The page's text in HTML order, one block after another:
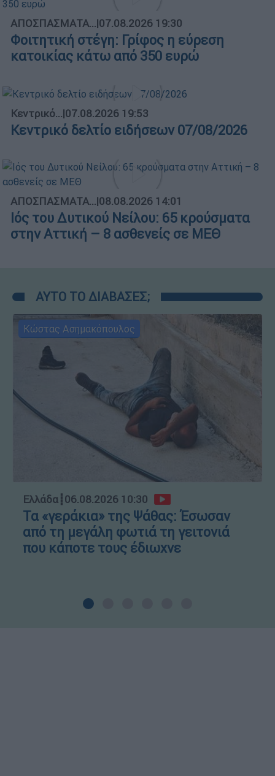
ΑΠΟΣΠΑΣΜΑΤΑ...|07.08.2026 19:30
Φοιτητική στέγη: Γρίφος η εύρεση
κατοικίας κάτω από 350 ευρώ
Κεντρικό...|07.08.2026 19:53
Κεντρικό δελτίο ειδήσεων 07/08/2026
ΑΠΟΣΠΑΣΜΑΤΑ...|08.08.2026 14:01
Ιός του Δυτικού Νείλου: 65 κρούσματα
στην Αττική – 8 ασθενείς σε ΜΕΘ
ΑΥΤΟ ΤΟ ΔΙΑΒΑΣΕΣ;
Κώστας Ασημακόπουλος
Ελλάδα┋06.08.2026 10:30
Τα «γεράκια» της Ψάθας: Έσωσαν
από τη μεγάλη φωτιά τη γειτονιά
που κάποτε τους έδιωχνε